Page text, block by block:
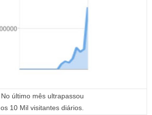
No último mês ultrapassou
os 10 Mil visitantes diários.